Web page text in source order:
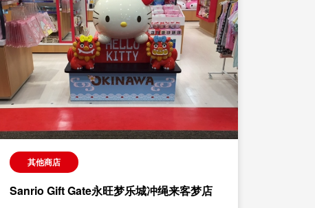
其他商店
Sanrio Gift Gate永旺梦乐城冲绳来客梦店